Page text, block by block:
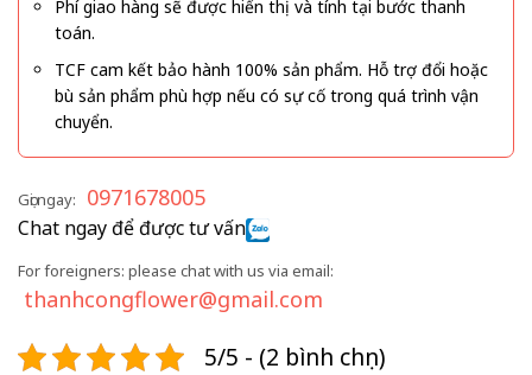
Phí giao hàng sẽ được hiển thị và tính tại bước thanh
toán.
TCF cam kết bảo hành 100% sản phẩm. Hỗ trợ đổi hoặc
bù sản phẩm phù hợp nếu có sự cố trong quá trình vận
chuyển.
Gọi ngay: 0971678005
Chat ngay để được tư vấn
For foreigners: please chat with us via email:
thanhcongflower@gmail.com
5/5 - (2 bình chọn)